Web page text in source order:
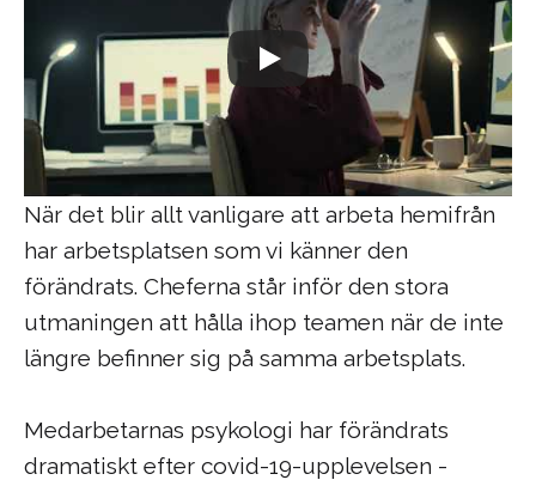
När det blir allt vanligare att arbeta hemifrån
har arbetsplatsen som vi känner den
förändrats. Cheferna står inför den stora
utmaningen att hålla ihop teamen när de inte
längre befinner sig på samma arbetsplats.
Medarbetarnas psykologi har förändrats
dramatiskt efter covid-19-upplevelsen -